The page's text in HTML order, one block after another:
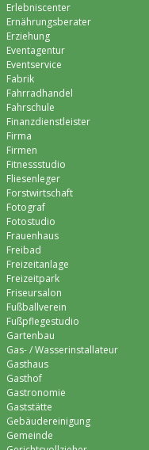
Erlebniscenter
Ernährungsberater
Erziehung
Eventagentur
Eventservice
Fabrik
Fahrradhandel
Fahrschule
Finanzdienstleister
Firma
Firmen
Fitnessstudio
Fliesenleger
Forstwirtschaft
Fotograf
Fotostudio
Frauenhaus
Freibad
Freizeitanlage
Freizeitpark
Friseursalon
Fußballverein
Fußpflegestudio
Gartenbau
Gas- / Wasserinstallateur
Gasthaus
Gasthof
Gastronomie
Gaststätte
Gebäudereinigung
Gemeinde